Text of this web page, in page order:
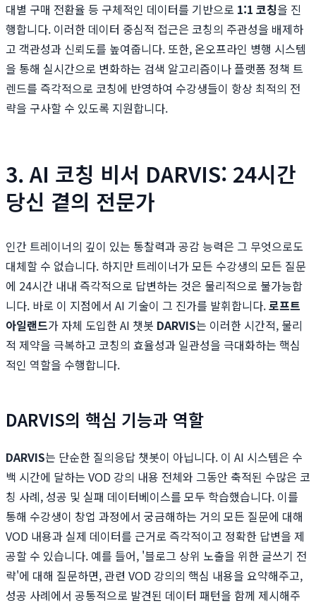
대별 구매 전환율 등 구체적인 데이터를 기반으로 1:1 코칭을 진
행합니다. 이러한 데이터 중심적 접근은 코칭의 주관성을 배제하
고 객관성과 신뢰도를 높여줍니다. 또한, 온오프라인 병행 시스템
을 통해 실시간으로 변화하는 검색 알고리즘이나 플랫폼 정책 트
렌드를 즉각적으로 코칭에 반영하여 수강생들이 항상 최적의 전
략을 구사할 수 있도록 지원합니다.
3. AI 코칭 비서 DARVIS: 24시간
당신 곁의 전문가
인간 트레이너의 깊이 있는 통찰력과 공감 능력은 그 무엇으로도
대체할 수 없습니다. 하지만 트레이너가 모든 수강생의 모든 질문
에 24시간 내내 즉각적으로 답변하는 것은 물리적으로 불가능합
니다. 바로 이 지점에서 AI 기술이 그 진가를 발휘합니다.로프트
아일랜드가 자체 도입한 AI 챗봇 DARVIS는 이러한 시간적, 물리
적 제약을 극복하고 코칭의 효율성과 일관성을 극대화하는 핵심
적인 역할을 수행합니다.
DARVIS의 핵심 기능과 역할
DARVIS는 단순한 질의응답 챗봇이 아닙니다. 이 AI 시스템은 수
백 시간에 달하는 VOD 강의 내용 전체와 그동안 축적된 수많은 코
칭 사례, 성공 및 실패 데이터베이스를 모두 학습했습니다. 이를
통해 수강생이 창업 과정에서 궁금해하는 거의 모든 질문에 대해
VOD 내용과 실제 데이터를 근거로 즉각적이고 정확한 답변을 제
공할 수 있습니다. 예를 들어, '블로그 상위 노출을 위한 글쓰기 전
략'에 대해 질문하면, 관련 VOD 강의의 핵심 내용을 요약해주고,
성공 사례에서 공통적으로 발견된 데이터 패턴을 함께 제시해주